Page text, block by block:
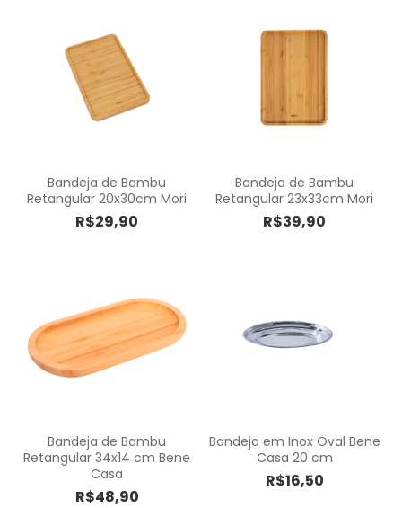
Bandeja de Bambu
Retangular 20x30cm Mori
R$29,90
Bandeja de Bambu
Retangular 23x33cm Mori
R$39,90
Bandeja de Bambu
Retangular 34x14 cm Bene
Casa
R$48,90
Bandeja em Inox Oval Bene
Casa 20 cm
R$16,50